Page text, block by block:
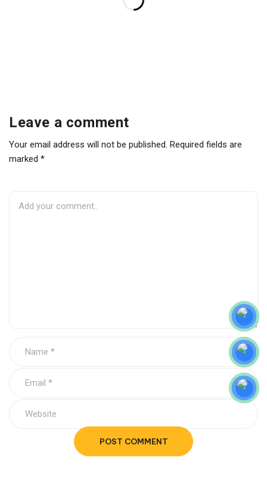
Leave a comment
Your email address will not be published. Required fields are
marked *
POST COMMENT